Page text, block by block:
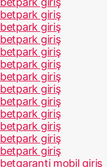
betpark giriş
betpark giriş
betpark giriş
betpark giriş
betpark giriş
betpark giriş
betpark giriş
betpark giriş
betpark giriş
betpark giriş
betpark giriş
betpark giriş
betgaranti mobil giriş